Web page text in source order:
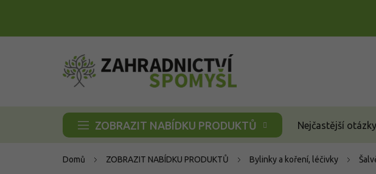
ZOBRAZIT NABÍDKU PRODUKTŮ Nejčastější
Domů ZOBRAZIT NABÍDKU PRODUKTŮ Bylinky a koření, léčivky